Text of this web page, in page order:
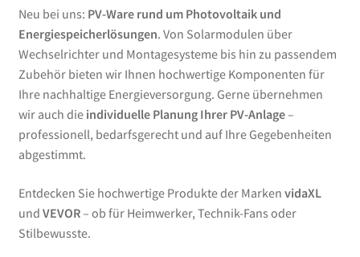
Neu bei uns: PV-Ware rund um Photovoltaik und
Energiespeicherlösungen. Von Solarmodulen über
Wechselrichter und Montagesysteme bis hin zu passendem
Zubehör bieten wir Ihnen hochwertige Komponenten für
Ihre nachhaltige Energieversorgung. Gerne übernehmen
wir auch die individuelle Planung Ihrer PV-Anlage–
professionell, bedarfsgerecht und auf Ihre Gegebenheiten
abgestimmt.
Entdecken Sie hochwertige Produkte der Marken vidaXL
und VEVOR– ob für Heimwerker, Technik-Fans oder
Stilbewusste.